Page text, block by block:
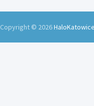
Copyright © 2026